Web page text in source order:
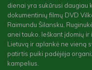
dienai yra sukūrusi daugiau
dokumentinių filmų DVD
Raimundu Šilansku,
anei tauko. Ieškant įdomių
Lietuvą ir aplankė ne vieną
patirtis puiki padėjėja
kampelius.